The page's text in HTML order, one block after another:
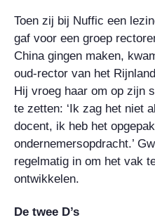
Toen zij bij Nuffic een
gaf voor een groep
China gingen maken,
oud-rector van het
Hij vroeg haar om op zijn
te zetten: ‘Ik zag het niet
docent, ik heb het
ondernemersopdracht.’
regelmatig in om het vak
ontwikkelen.
De twee D’s